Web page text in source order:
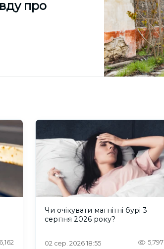
про
6,162
Чи очікувати магнітні бурі 3
серпня 2026 року?
02 сер. 2026 18:55 5,797